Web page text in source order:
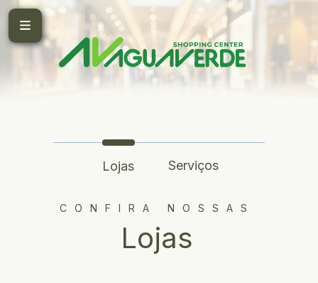
Lojas Serviços
CONFIRA NOSSAS
Lojas